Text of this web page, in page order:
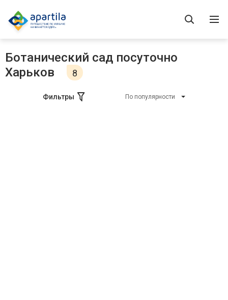
Ботанический сад посуточно
Харьков
8
Фильтры По популярности